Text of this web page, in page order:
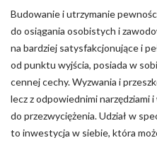
Budowanie i utrzymanie
do osiągania osobistych i
na bardziej satysfakcjonujące i
od punktu wyjścia, posiada w
cennej cechy. Wyzwania i
lecz z odpowiednimi narzędziami
do przezwyciężenia. Udział w
to inwestycja w siebie, która